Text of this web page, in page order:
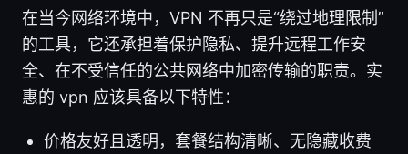
在当今网络环境中，VPN 不再只是“绕过地理限制”
的工具，它还承担着保护隐私、提升远程工作安
全、在不受信任的公共网络中加密传输的职责。实
惠的 vpn 应该具备以下特性：
价格友好且透明，套餐结构清晰、无隐藏收费